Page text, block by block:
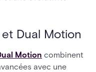
Dual Motion
Motion combinent
avec une